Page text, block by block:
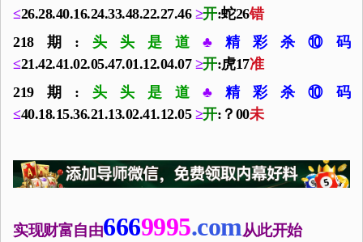
≤26.28.40.16.24.33.48.22.27.46≥开:蛇26错
218期: 头头是道♣精彩杀⑩码
≤21.42.41.02.05.47.01.12.04.07≥开:虎17准
219期: 头头是道♣精彩杀⑩码
≤40.18.15.36.21.13.02.41.12.05≥开:？00未
实现财富自由6669995.com从此开始